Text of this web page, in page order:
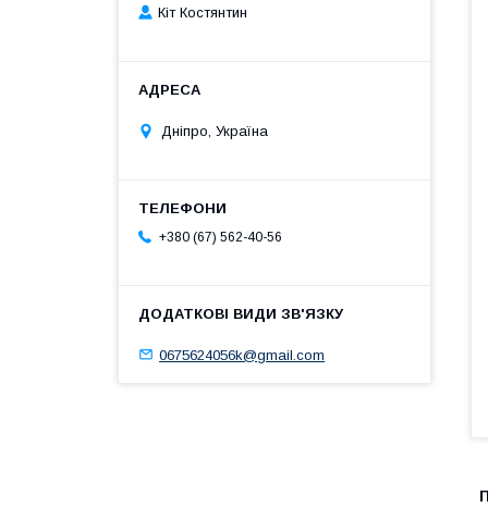
Кіт Костянтин
Дніпро, Україна
+380 (67) 562-40-56
0675624056k@gmail.com